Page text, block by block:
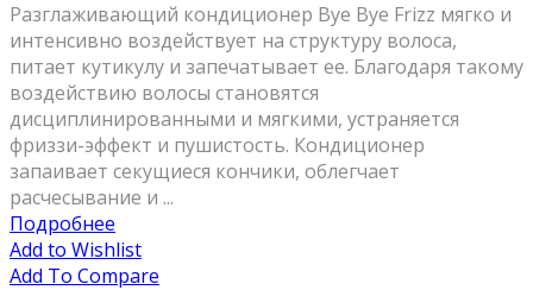
Разглаживающий кондиционер Bye Bye Frizz мягко и
интенсивно воздействует на структуру волоса,
питает кутикулу и запечатывает ее. Благодаря такому
воздействию волосы становятся
дисциплинированными и мягкими, устраняется
фриззи-эффект и пушистость. Кондиционер
запаивает секущиеся кончики, облегчает
расчесывание и ...
Подробнее
Add to Wishlist
Add To Compare